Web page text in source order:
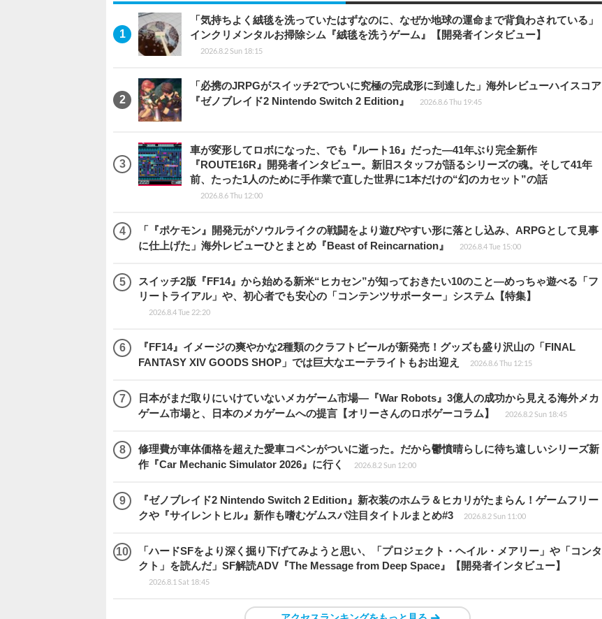
「気持ちよく絨毯を洗っていたはずなのに、なぜか地球の運命まで背負わされている」
インクリメンタルお掃除シム『絨毯を洗うゲーム』【開発者インタビュー】
2026.8.2 Sun 18:15
「必携のJRPGがスイッチ2でついに究極の完成形に到達した」海外レビューハイスコア
『ゼノブレイド2 Nintendo Switch 2 Edition』
2026.8.6 Thu 19:45
車が変形してロボになった、でも『ルート16』だった―41年ぶり完全新作
『ROUTE16R』開発者インタビュー。新旧スタッフが語るシリーズの魂。そして41年
前、たった1人のために手作業で直した世界に1本だけの“幻のカセット”の話
2026.8.6 Thu 12:00
「『ポケモン』開発元がソウルライクの戦闘をより遊びやすい形に落とし込み、ARPGとして見事
に仕上げた」海外レビューひとまとめ『Beast of Reincarnation』
2026.8.4 Tue 15:00
スイッチ2版『FF14』から始める新米“ヒカセン”が知っておきたい10のこと―めっちゃ遊べる「フ
リートライアル」や、初心者でも安心の「コンテンツサポーター」システム【特集】
2026.8.4 Tue 22:20
『FF14』イメージの爽やかな2種類のクラフトビールが新発売！グッズも盛り沢山の「FINAL
FANTASY XIV GOODS SHOP」では巨大なエーテライトもお出迎え
2026.8.6 Thu 12:15
日本がまだ取りにいけていないメカゲーム市場―『War Robots』3億人の成功から見える海外メカ
ゲーム市場と、日本のメカゲームへの提言【オリーさんのロボゲーコラム】
2026.8.2 Sun 18:45
修理費が車体価格を超えた愛車コペンがついに逝った。だから鬱憤晴らしに待ち遠しいシリーズ新
作『Car Mechanic Simulator 2026』に行く
2026.8.2 Sun 12:00
『ゼノブレイド2 Nintendo Switch 2 Edition』新衣装のホムラ＆ヒカリがたまらん！ゲームフリー
クや『サイレントヒル』新作も嗜むゲムスパ注目タイトルまとめ#3
2026.8.2 Sun 11:00
「ハードSFをより深く掘り下げてみようと思い、「プロジェクト・ヘイル・メアリー」や「コンタ
クト」を読んだ」SF解読ADV『The Message from Deep Space』【開発者インタビュー】
2026.8.1 Sat 18:45